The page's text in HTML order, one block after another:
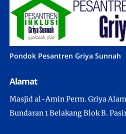
Pondok Pesantren Griya Sunnah
Alamat
Masjid al-Amin Perm. Griya Alam
Bundaran 1 Belakang Blok B.